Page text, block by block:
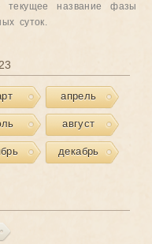
название фазы
суток.
апрель
август
декабрь